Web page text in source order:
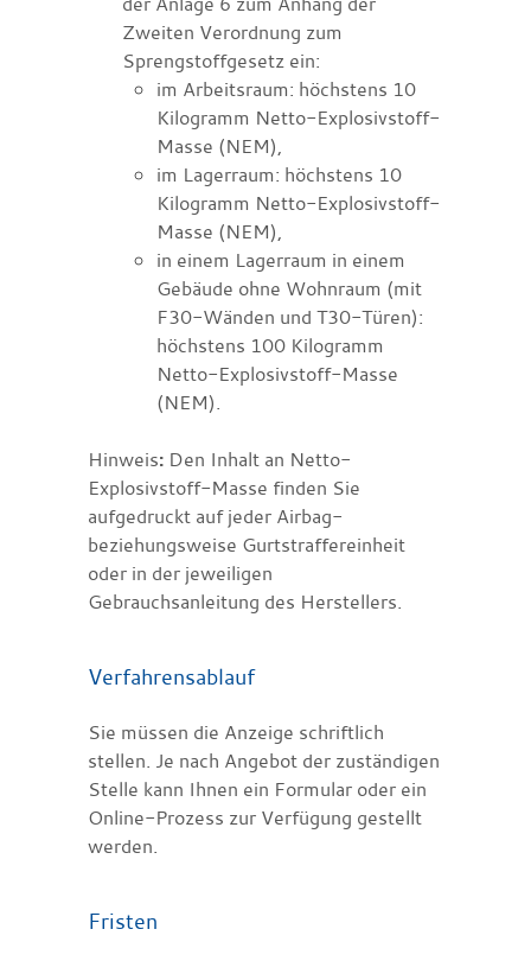
Zweiten Verordnung zum
Sprengstoffgesetz ein:
im Arbeitsraum: höchstens 10
Kilogramm Netto-Explosivstoff-
Masse (NEM),
im Lagerraum: höchstens 10
Kilogramm Netto-Explosivstoff-
Masse (NEM),
in einem Lagerraum in einem
Gebäude ohne Wohnraum (mit
F30-Wänden und T30-Türen):
höchstens 100 Kilogramm
Netto-Explosivstoff-Masse
(NEM).
Hinweis: Den Inhalt an Netto-
Explosivstoff-Masse finden Sie
aufgedruckt auf jeder Airbag-
beziehungsweise Gurtstraffereinheit
oder in der jeweiligen
Gebrauchsanleitung des Herstellers.
Verfahrensablauf
Sie müssen die Anzeige schriftlich
stellen. Je nach Angebot der zuständigen
Stelle kann Ihnen ein Formular oder ein
Online-Prozess zur Verfügung gestellt
werden.
Fristen